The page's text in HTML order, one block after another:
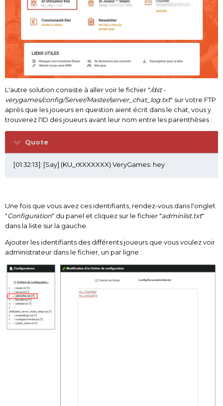
L'autre solution consiste à aller voir le fichier "/dst -
verygames/config/Server/Master/server_chat_log.txt" sur votre FTP
après que les joueurs en question aient écrit dans le chat, vous y
trouverez l'ID des joueurs avant leur nom entre les parenthèses :
Quote
[01:32:13]: [Say] (KU_rXXXXXXX) VeryGames: hey
Une fois que vous avez ces identifiants, rendez-vous dans l'onglet
"Configuration" du panel et cliquez sur le fichier "adminlist.txt"
dans la liste sur la gauche.
Ajouter les identifiants des différents joueurs que vous voulez voir
administrateur dans le fichier, un par ligne :